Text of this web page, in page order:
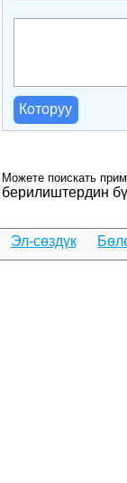
Которуу
Можете поискать
берилиштердин
Эл-сөздүк